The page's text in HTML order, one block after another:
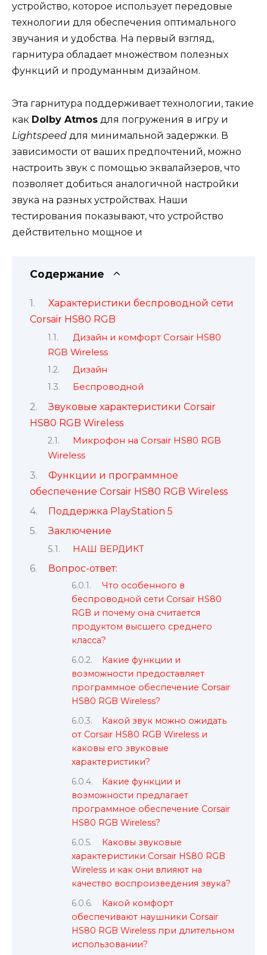
устройство, которое использует передовые
технологии для обеспечения оптимального
звучания и удобства. На первый взгляд,
гарнитура обладает множеством полезных
функций и продуманным дизайном.
Эта гарнитура поддерживает технологии, такие
как Dolby Atmos для погружения в игру и
Lightspeed для минимальной задержки. В
зависимости от ваших предпочтений, можно
настроить звук с помощью эквалайзеров, что
позволяет добиться аналогичной настройки
звука на разных устройствах. Наши
тестирования показывают, что устройство
действительно мощное и
Содержание
Характеристики беспроводной сети
Corsair HS80 RGB
Дизайн и комфорт Corsair HS80
RGB Wireless
Дизайн
Беспроводной
Звуковые характеристики Corsair
HS80 RGB Wireless
Микрофон на Corsair HS80 RGB
Wireless
Функции и программное
обеспечение Corsair HS80 RGB Wireless
Поддержка PlayStation 5
Заключение
НАШ ВЕРДИКТ
Вопрос-ответ:
Что особенного в
беспроводной сети Corsair HS80
RGB и почему она считается
продуктом высшего среднего
класса?
Какие функции и
возможности предоставляет
программное обеспечение Corsair
HS80 RGB Wireless?
Какой звук можно ожидать
от Corsair HS80 RGB Wireless и
каковы его звуковые
характеристики?
Какие функции и
возможности предлагает
программное обеспечение Corsair
HS80 RGB Wireless?
Каковы звуковые
характеристики Corsair HS80 RGB
Wireless и как они влияют на
качество воспроизведения звука?
Какой комфорт
обеспечивают наушники Corsair
HS80 RGB Wireless при длительном
использовании?